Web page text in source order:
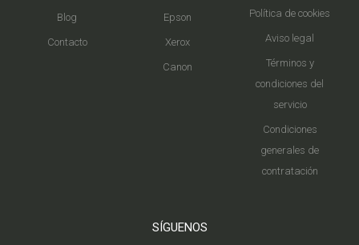
Blog
Contacto
Epson
Xerox
Canon
Política de cookies
Aviso legal
Términos y
condiciones del
servicio
Condiciones
generales de
contratación
SÍGUENOS